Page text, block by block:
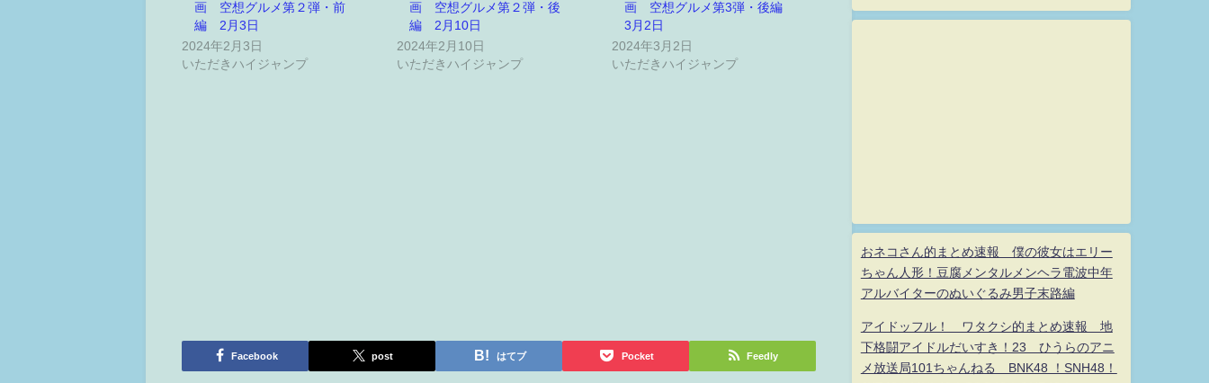
画 空想グルメ第２弾・前
編 2月3日
2024年2月3日
いただきハイジャンプ
画 空想グルメ第２弾・後
編 2月10日
2024年2月10日
いただきハイジャンプ
画 空想グルメ第3弾・後編
3月2日
2024年3月2日
いただきハイジャンプ
Facebook post はてブ Pocket Feedly
おネコさん的まとめ速報 僕の彼女はエリー
ちゃん人形！豆腐メンタルメンヘラ電波中年
アルバイターのぬいぐるみ男子末路編
アイドッフル！ ワタクシ的まとめ速報 地
下格闘アイドルだいすき！23 ひうらのアニ
メ放送局101ちゃんねる BNK48 ！SNH48！